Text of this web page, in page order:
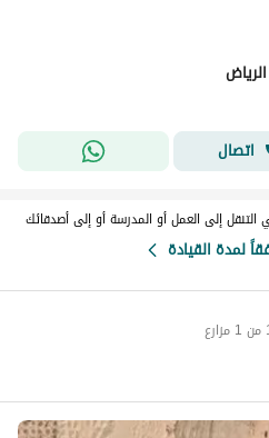
اتصال
إلى العمل أو المدرسة أو إلى أصدقائك
لمدة القيادة